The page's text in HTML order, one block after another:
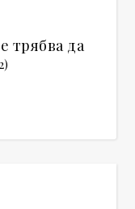
трябва да